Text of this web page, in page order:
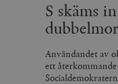
S skäms
Användandet av
ett